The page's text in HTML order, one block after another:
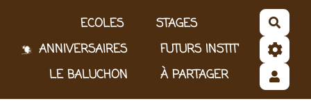
Aller au contenu principal
ECOLES
STAGES
ANNIVERSAIRES
FUTURS INSTIT'
LE BALUCHON
À PARTAGER